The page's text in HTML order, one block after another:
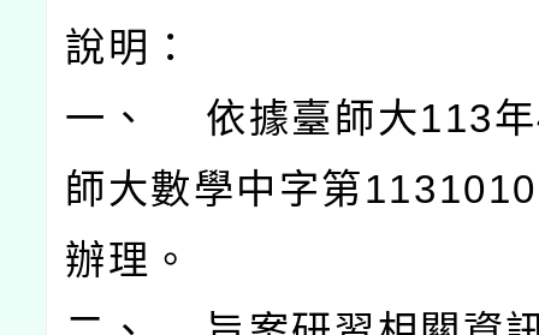
說明：
一、 依據臺師大113年
師大數學中字第
辦理。